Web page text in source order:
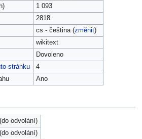
1 093
2818
cs - čeština (změnit)
wikitext
Dovoleno
stránku
4
Ano
odvolání)
odvolání)